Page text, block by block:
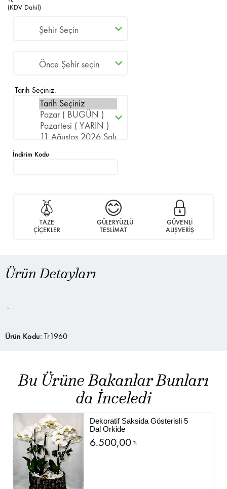
(KDV Dahil)
Tarih Seçiniz.
İndirim Kodu
TAZE
ÇİÇEKLER
GÜLERYÜZLÜ
TESLİMAT
GÜVENLİ
ALIŞVERİŞ
Ürün Detayları
.
Ürün Kodu: Tr1960
Bu Ürüne Bakanlar Bunları
da İnceledi
Dekoratif Saksida Gösterisli 5
Dal Orkide
6.500,00 TL